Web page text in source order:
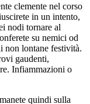
clemente nel corso
in un intento,
nodi tornare al
su nemici od
non lontane festività.
gaudenti,
Infiammazioni o
quindi sulla